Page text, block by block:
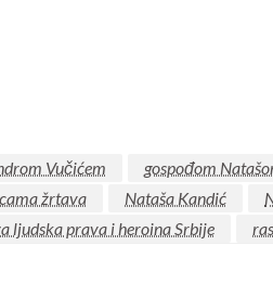
Vučićem gospođom
žrtava
Nataša Kandić
ljudska prava i heroina Srbije